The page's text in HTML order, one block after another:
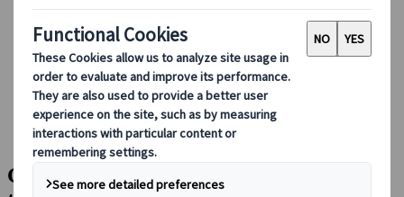
Japan Rail Pass
Alojamiento
Asesoramiento virtual
Japanspecialist
Experiencias gastronómicas
Guía para comer barato en Japón: platos típicos, cadenas de
restaurantes y puestos callejeros
Guía para comer barato en Japón: platos